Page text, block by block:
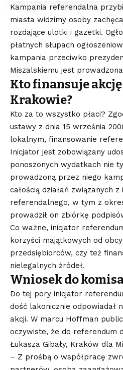
Kampania referendalna
miasta widzimy osoby
rozdające ulotki i gazetki.
płatnych słupach
kampania przeciwko
Miszalskiemu jest
Kto finansuje
Krakowie?
Kto za to wszystko płaci?
ustawy z dnia 15 września
lokalnym, finansowanie
Inicjator jest zobowiązany
ponoszonych wydatkach nie
prowadzoną przez niego
całością działań związanych
referendalnego, w tym z
prowadził on zbiórkę
Co ważne, inicjator
korzyści majątkowych od
przedsiębiorców, czy też
nielegalnych źródeł.
Wniosek do
Do tej pory inicjator
dość lakonicznie odpowiadał
akcji. W marcu Hoffman
oczywiste, że do referendum
Łukasza Gibały, Kraków dla
– Z prośbą o współpracę